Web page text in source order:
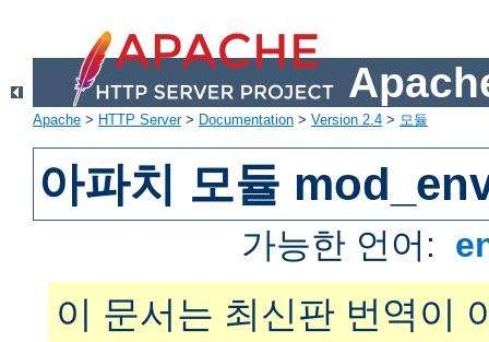
Apache > HTTP Server> Documentation > Version 2.4 > 모듈
아파치 모듈
가능한 언어:
이 문서는 최신판 번역이